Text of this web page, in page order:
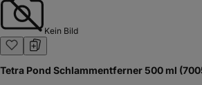
Kein Bild
Tetra Pond Schlammentferner 500 ml